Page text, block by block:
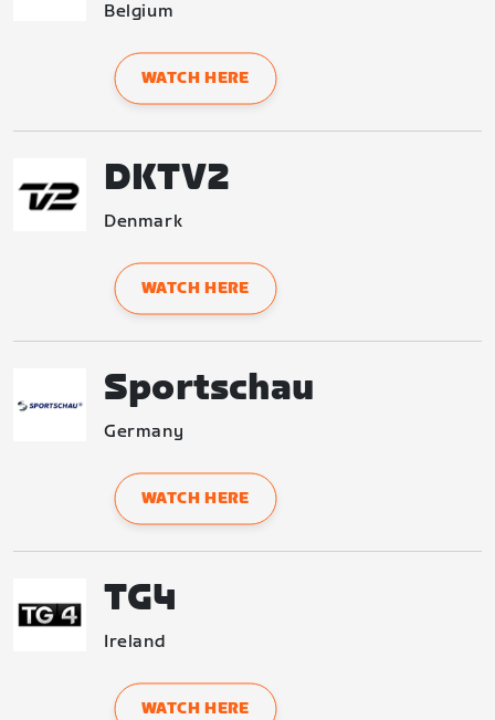
Belgium
WATCH HERE
DKTV2
Denmark
WATCH HERE
Sportschau
Germany
WATCH HERE
TG4
Ireland
WATCH HERE